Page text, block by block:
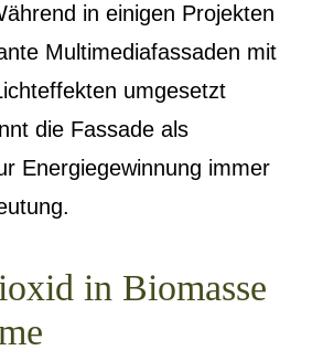
in einigen Projekten
Multimediafassaden mit
umgesetzt
die Fassade als
Energiegewinnung immer
in Biomasse